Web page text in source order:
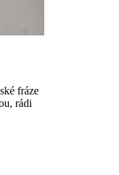
fráze
rádi